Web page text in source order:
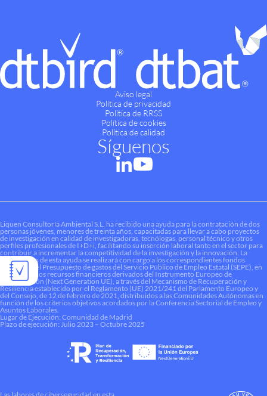
Aviso legal
Política de privacidad
Política de RRSS
Política de cookies
Política de calidad
Síguenos
Liquen Consultoría Ambiental S.L. ha recibido una ayuda para la contratación de dos
personas jóvenes, menores de treinta años, capacitadas para llevar a cabo proyectos
de investigación en calidad de investigadoras, tecnólogas, personal técnico y otros
perfiles profesionales de I+D+i, facilitando su inserción laboral tanto en el sector para
contribuir a incrementar la competitividad de la investigación y la innovación. La
financiación de esta ayuda se realizará con cargo a los correspondientes fondos
dotados en el Presupuesto de gastos del Servicio Público de Empleo Estatal (SEPE), en
el marco de los recursos financieros derivados del Instrumento Europeo de
Recuperación (Next Generation UE), a través del Mecanismo de Recuperación y
Resiliencia establecido por el Reglamento (UE) 2021/241 del Parlamento Europeo y
del Consejo, de 12 de febrero de 2021, distribuidos a las Comunidades Autónomas en
función de los criterios objetivos acordados por la Conferencia Sectorial de Empleo y
Asuntos Laborales.
Lugar de Ejecución: Comunidad de Madrid
Plazo de ejecución: Julio 2023 – Octubre 2025